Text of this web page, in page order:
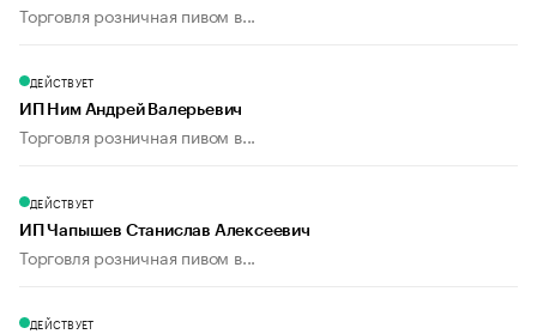
Торговля розничная пивом в...
ДЕЙСТВУЕТ
ИП Ним Андрей Валерьевич
Торговля розничная пивом в...
ДЕЙСТВУЕТ
ИП Чапышев Станислав Алексеевич
Торговля розничная пивом в...
ДЕЙСТВУЕТ